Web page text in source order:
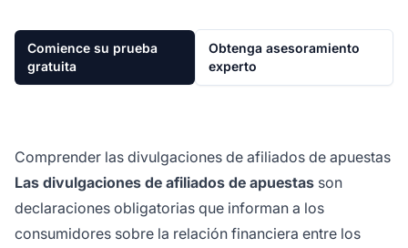
Comience su prueba
gratuita
Obtenga asesoramiento
experto
Comprender las divulgaciones de afiliados de apuestas
Las divulgaciones de afiliados de apuestas son
declaraciones obligatorias que informan a los
consumidores sobre la relación financiera entre los